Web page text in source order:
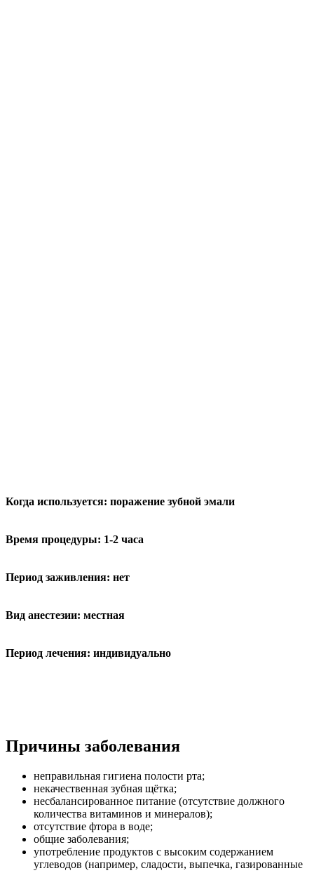
Когда используется: поражение зубной эмали
Время процедуры: 1-2 часа
Период заживления: нет
Вид анестезии: местная
Период лечения: индивидуально
Причины заболевания
неправильная гигиена полости рта;
некачественная зубная щётка;
несбалансированное питание (отсутствие должного
количества витаминов и минералов);
отсутствие фтора в воде;
общие заболевания;
употребление продуктов с высоким содержанием
углеводов (например, сладости, выпечка, газированные